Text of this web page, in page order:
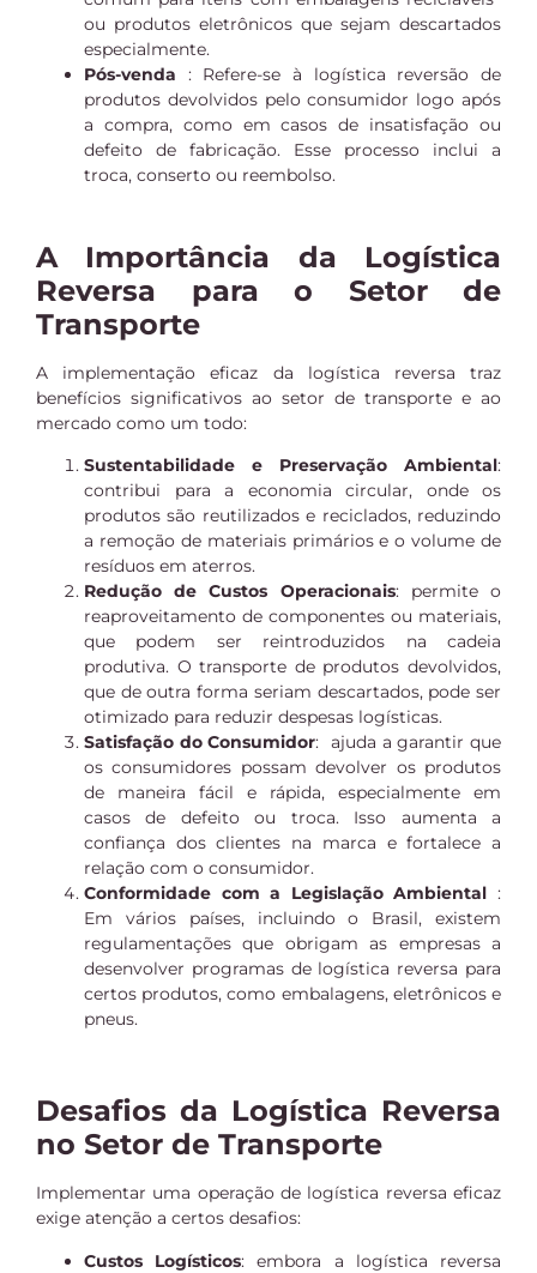
ou produtos eletrônicos que sejam descartados
especialmente.
Pós-venda : Refere-se à logística reversão de
produtos devolvidos pelo consumidor logo após
a compra, como em casos de insatisfação ou
defeito de fabricação. Esse processo inclui a
troca, conserto ou reembolso.
A Importância da Logística
Reversa para o Setor de
Transporte
A implementação eficaz da logística reversa traz
benefícios significativos ao setor de transporte e ao
mercado como um todo:
Sustentabilidade e Preservação Ambiental:
contribui para a economia circular, onde os
produtos são reutilizados e reciclados, reduzindo
a remoção de materiais primários e o volume de
resíduos em aterros.
Redução de Custos Operacionais: permite o
reaproveitamento de componentes ou materiais,
que podem ser reintroduzidos na cadeia
produtiva. O transporte de produtos devolvidos,
que de outra forma seriam descartados, pode ser
otimizado para reduzir despesas logísticas.
Satisfação do Consumidor: ajuda a garantir que
os consumidores possam devolver os produtos
de maneira fácil e rápida, especialmente em
casos de defeito ou troca. Isso aumenta a
confiança dos clientes na marca e fortalece a
relação com o consumidor.
Conformidade com a Legislação Ambiental :
Em vários países, incluindo o Brasil, existem
regulamentações que obrigam as empresas a
desenvolver programas de logística reversa para
certos produtos, como embalagens, eletrônicos e
pneus.
Desafios da Logística Reversa
no Setor de Transporte
Implementar uma operação de logística reversa eficaz
exige atenção a certos desafios:
Custos Logísticos: embora a logística reversa